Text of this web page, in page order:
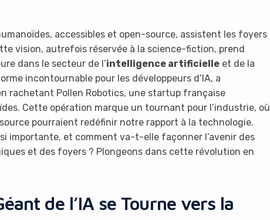
accessibles et open-source, assistent les foyers
vision, autrefois réservée à la science-fiction, prend
dans le secteur de l’intelligence artificielleet de la
incontournable pour les développeurs d’IA, a
rachetant Pollen Robotics, une startup française
Cette opération marque un tournant pour l’industrie, où
pourraient redéfinir notre rapport à la technologie.
importante, et comment va-t-elle façonner l’avenir des
et des foyers ? Plongeons dans cette révolution en
de l’IA se Tourne vers la